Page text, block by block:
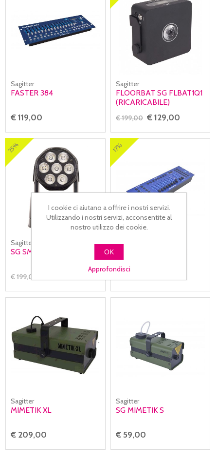
Sagitter
FASTER 384
€ 119,00
Sagitter
FLOORBAT SG FLBAT1Q1
(RICARICABILE)
€ 199,00 € 129,00
25%
Sagitter
SG SMTWHPLUS
€ 199,00
17%
Sagitter
CONTROLLER
Sagitter
MIMETIK XL
€ 209,00
Sagitter
SG MIMETIK S
€ 59,00
I cookie ci aiutano a offrire i nostri servizi.
Utilizzando i nostri servizi, acconsentite al
nostro utilizzo dei cookie.
OK
Approfondisci